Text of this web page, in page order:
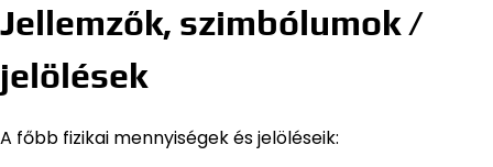
Jellemzők, szimbólumok /
jelölések
A főbb fizikai mennyiségek és jelöléseik: